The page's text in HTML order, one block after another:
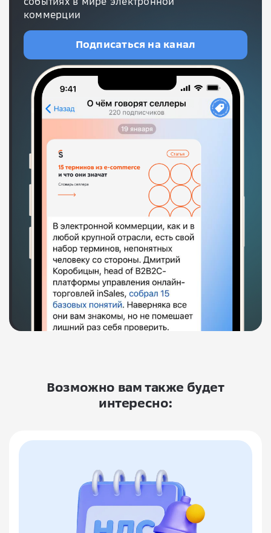
коммерции
Подписаться на канал
Возможно вам также будет
интересно: